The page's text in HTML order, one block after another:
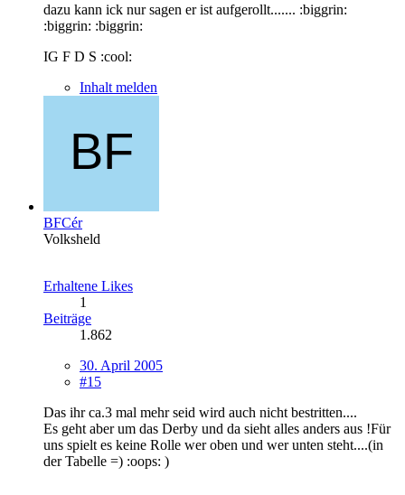
dazu kann ick nur sagen er ist aufgerollt....... :biggrin:
:biggrin: :biggrin:
IG F D S :cool:
Inhalt melden
BFCér
Volksheld
Erhaltene Likes
1
Beiträge
1.862
30. April 2005
#15
Das ihr ca.3 mal mehr seid wird auch nicht bestritten....
Es geht aber um das Derby und da sieht alles anders aus !Für
uns spielt es keine Rolle wer oben und wer unten steht....(in
der Tabelle =) :oops: )